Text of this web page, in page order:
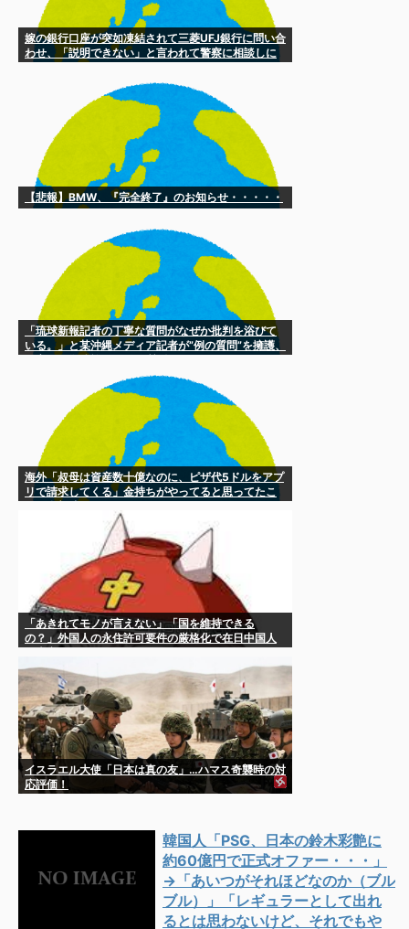
嫁の銀行口座が突如凍結されて三菱UFJ銀行に問い合
わせ、「説明できない」と言われて警察に相談しに
【悲報】BMW、『完全終了』のお知らせ・・・・・
「琉球新報記者の丁寧な質問がなぜか批判を浴びて
いる。」と某沖縄メディア記者が”例の質問”を擁護、
海外「叔母は資産数十億なのに、ピザ代5ドルをアプ
リで請求してくる」金持ちがやってると思ってたこ
「あきれてモノが言えない」「国を維持できる
の？」外国人の永住許可要件の厳格化で在日中国人
イスラエル大使「日本は真の友」…ハマス奇襲時の対
応評価！
韓国人「PSG、日本の鈴木彩艶に
約60億円で正式オファー・・・」
→「あいつがそれほどなのか（ブル
ブル）」「レギュラーとして出れ
るとは思わないけど、それでもや